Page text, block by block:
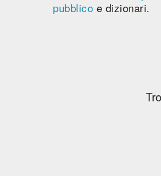
pubblico e dizionari.